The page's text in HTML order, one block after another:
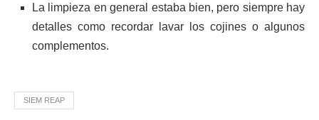
La limpieza en general estaba bien, pero siempre hay
detalles como recordar lavar los cojines o algunos
complementos.
SIEM REAP